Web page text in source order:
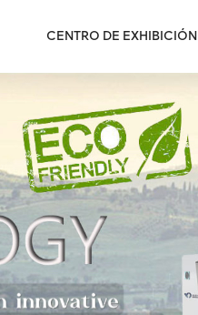
CENTRO DE EXHIBICIÓN